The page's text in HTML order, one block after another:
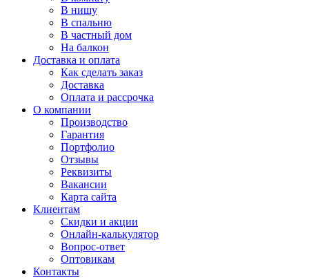
В нишу
В спальню
В частный дом
На балкон
Доставка и оплата
Как сделать заказ
Доставка
Оплата и рассрочка
О компании
Производство
Гарантия
Портфолио
Отзывы
Реквизиты
Вакансии
Карта сайта
Клиентам
Скидки и акции
Онлайн-калькулятор
Вопрос-ответ
Оптовикам
Контакты